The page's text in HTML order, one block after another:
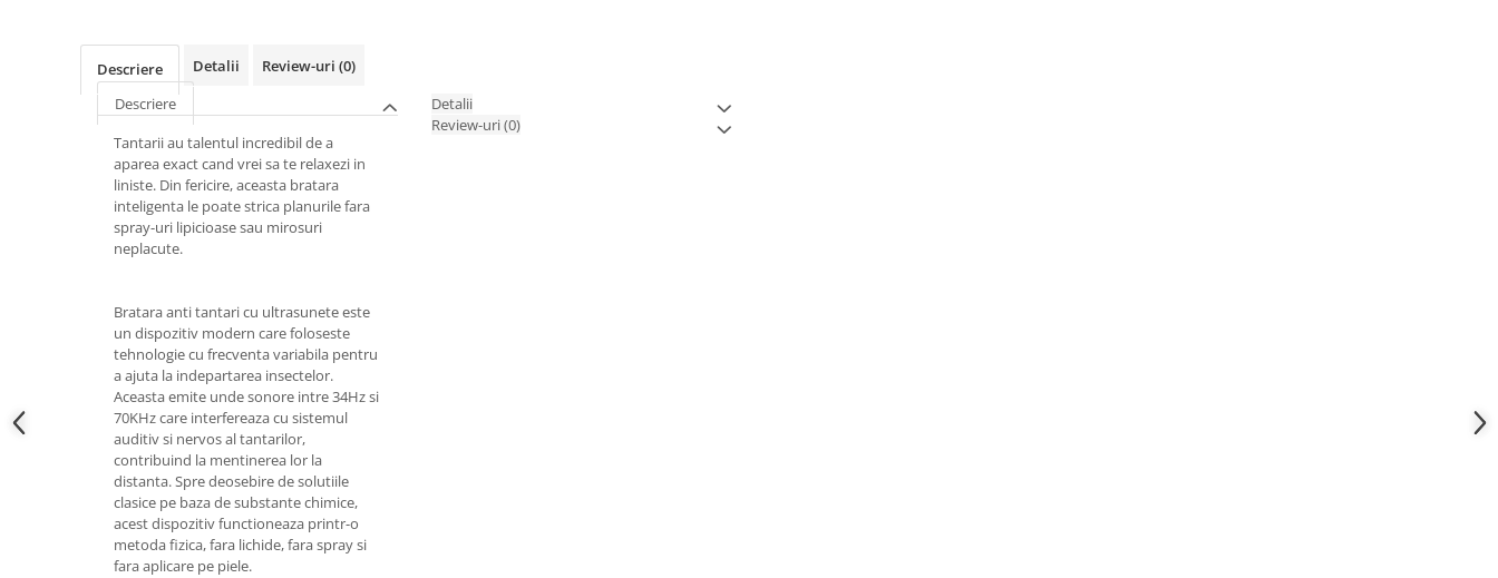
Descriere Detalii Review-uri (0)
Descriere
Tantarii au talentul incredibil de a
aparea exact cand vrei sa te relaxezi in
liniste. Din fericire, aceasta bratara
inteligenta le poate strica planurile fara
spray-uri lipicioase sau mirosuri
neplacute.
Bratara anti tantari cu ultrasunete este
un dispozitiv modern care foloseste
tehnologie cu frecventa variabila pentru
a ajuta la indepartarea insectelor.
Aceasta emite unde sonore intre 34Hz si
70KHz care interfereaza cu sistemul
auditiv si nervos al tantarilor,
contribuind la mentinerea lor la
distanta. Spre deosebire de solutiile
clasice pe baza de substante chimice,
acest dispozitiv functioneaza printr-o
metoda fizica, fara lichide, fara spray si
fara aplicare pe piele.
Detalii
Review-uri(0)